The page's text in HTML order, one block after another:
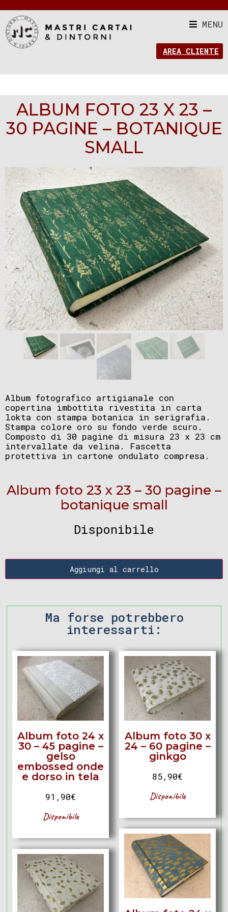
MENU
AREA CLIENTE
ALBUM FOTO 23 X 23 –
30 PAGINE – BOTANIQUE
SMALL
Album fotografico artigianale con
copertina imbottita rivestita in carta
lokta con stampa botanica in serigrafia.
Stampa colore oro su fondo verde scuro.
Composto di 30 pagine di misura 23 x 23 cm
intervallate da velina. Fascetta
protettiva in cartone ondulato compresa.
Album foto 23 x 23 – 30 pagine –
botanique small
Disponibile
Aggiungi al carrello
Ma forse potrebbero
interessarti:
Album foto 24 x
30 – 45 pagine –
gelso
embossed onde
e dorso in tela
91,90€
Disponibile
Album foto 30 x
24 – 60 pagine –
ginkgo
85,90€
Disponibile